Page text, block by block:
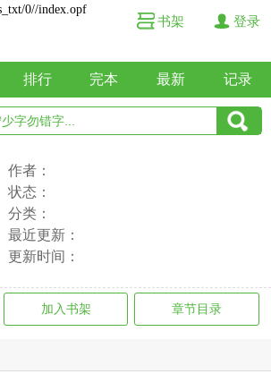
0//index.opf
书架 登录
排行 完本 最新 记录
作者：
状态：
分类：
最近更新：
更新时间：
加入书架 章节目录